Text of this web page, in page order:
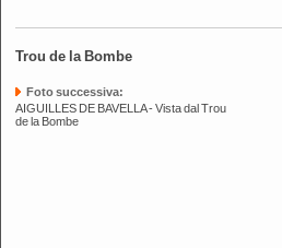
Trou de la Bombe
Foto successiva:
AIGUILLES DE BAVELLA - Vista dal Trou
de la Bombe